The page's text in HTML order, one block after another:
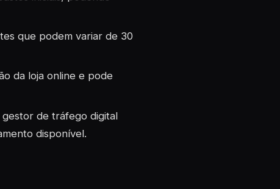
que podem variar de 30
da loja online e pode
de tráfego digital
disponível.